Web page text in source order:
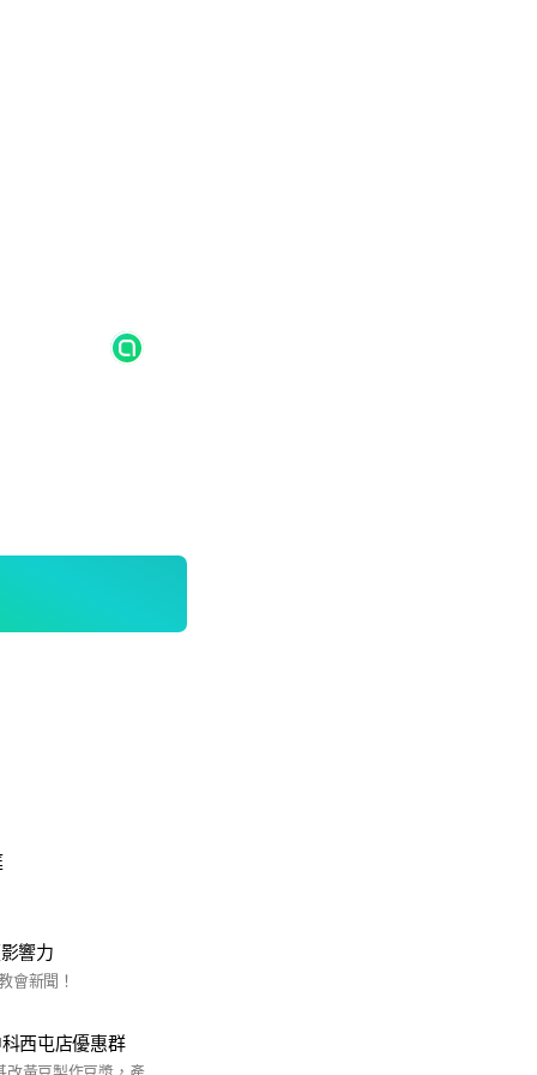
響力
會新聞！
西屯店優惠群